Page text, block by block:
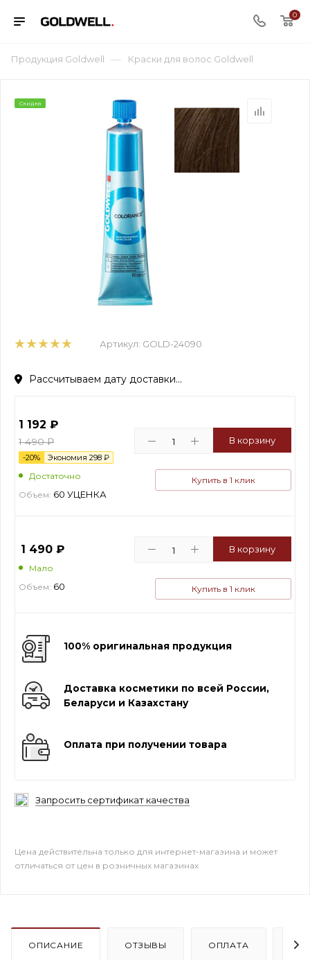
0
Продукция Goldwell — Краски для волос Goldwell
Скидка
Артикул: GOLD-24090
Рассчитываем дату доставки...
1 192 ₽
1 490₽
-20% Экономия 298 ₽
Достаточно
Объем: 60 УЦЕНКА
В корзину
Купить в 1 клик
1 490 ₽
Мало
Объем: 60
В корзину
Купить в 1 клик
100% оригинальная продукция
Доставка косметики по всей России,
Беларуси и Казахстану
Оплата при получении товара
Запросить сертификат качества
Цена действительна только для интернет-магазина и может
отличаться от цен в розничных магазинах
ОПИСАНИЕ ОТЗЫВЫ ОПЛАТА